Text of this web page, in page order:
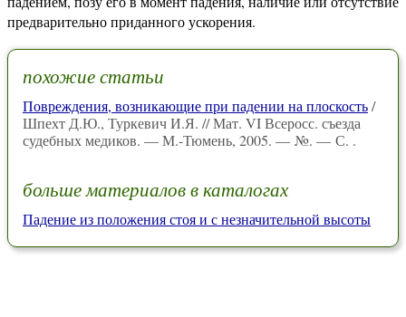
предварительно приданного ускорения.
похожие статьи
Повреждения, возникающие при падении на плоскость/
Шпехт Д.Ю., Туркевич И.Я. // Мат. VI Всеросс. съезда
судебных медиков. — М.-Тюмень, 2005. — №. — С. .
больше материалов в каталогах
Падение из положения стоя и с незначительной высоты